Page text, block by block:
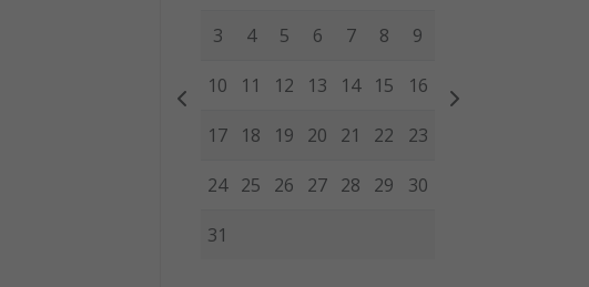
3 4 5 6 7 8 9
10 11 12 13 14 15 16
17 18 19 20 21 22 23
24 25 26 27 28 29 30
31